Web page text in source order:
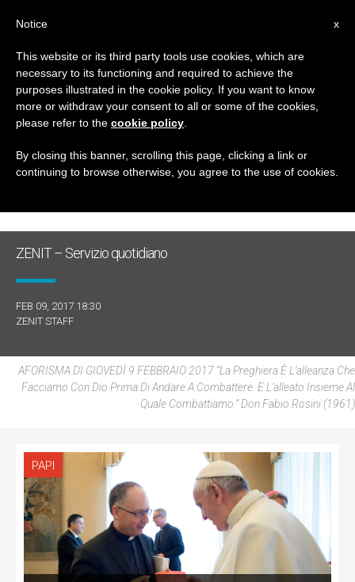
GIORNO
Febbraio 9th, 2017
ULTIME NOTIZIE
ZENIT – Servizio quotidiano
FEB 09, 2017 18:30
ZENIT STAFF
AFORISMA DI GIOVEDÌ 9 FEBBRAIO 2017 “La Preghiera È L’alleanza Che
Facciamo Con Dio Prima Di Andare A Combattere. E L’alleato Insieme Al
Quale Combattiamo.”Don Fabio Rosini (1961)
PAPI
x
Notice
This website or its third party tools use cookies, which are
necessary to its functioning and required to achieve the
purposes illustrated in the cookie policy. If you want to know
more or withdraw your consent to all or some of the cookies,
please refer to the cookie policy
By closing this banner, scrolling this page, clicking a link or
continuing to browse otherwise, you agree to the use of cookies.